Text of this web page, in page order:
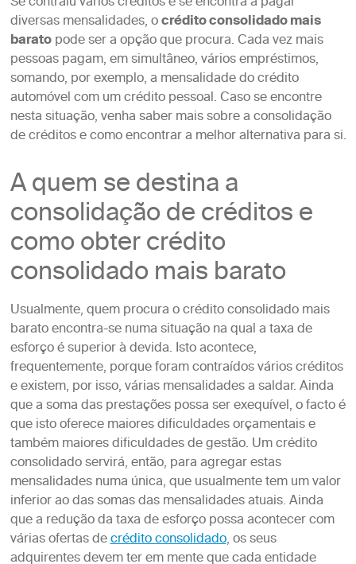
diversas mensalidades, ocrédito consolidado mais
baratopode ser a opção que procura. Cada vez mais
pessoas pagam, em simultâneo, vários empréstimos,
somando, por exemplo, a mensalidade do crédito
automóvel com um crédito pessoal. Caso se encontre
nesta situação, venha saber mais sobre a consolidação
de créditos e como encontrar a melhor alternativa para si.
A quem se destina a
consolidação de créditos e
como obter crédito
consolidado mais barato
Usualmente, quem procura o crédito consolidado mais
barato encontra-se numa situação na qual a taxa de
esforço é superior à devida. Isto acontece,
frequentemente, porque foram contraídos vários créditos
e existem, por isso, várias mensalidades a saldar. Ainda
que a soma das prestações possa ser exequível, o facto é
que isto oferece maiores dificuldades orçamentais e
também maiores dificuldades de gestão. Um crédito
consolidado servirá, então, para agregar estas
mensalidades numa única, que usualmente tem um valor
inferior ao das somas das mensalidades atuais. Ainda
que a redução da taxa de esforço possa acontecer com
várias ofertas decrédito consolidado, os seus
adquirentes devem ter em mente que cada entidade